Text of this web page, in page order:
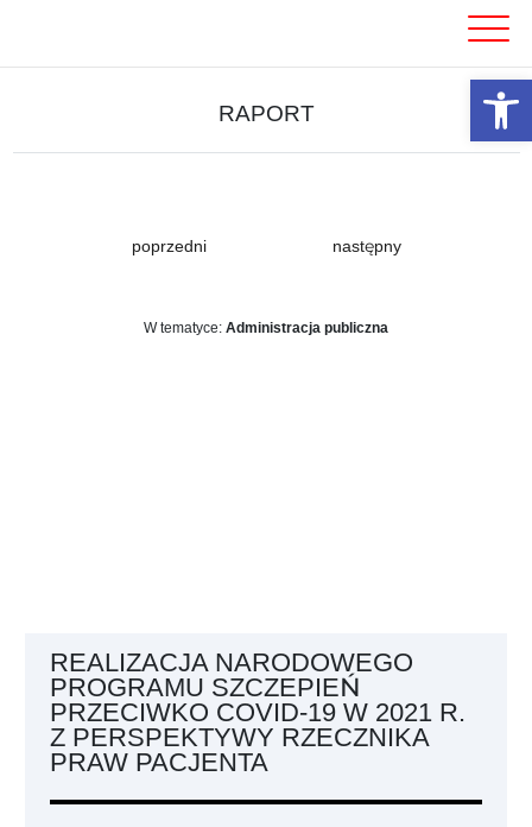
RAPORT
poprzedni następny
W tematyce: Administracja publiczna
REALIZACJA NARODOWEGO
PROGRAMU SZCZEPIEŃ
PRZECIWKO COVID-19 W 2021 R.
Z PERSPEKTYWY RZECZNIKA
PRAW PACJENTA